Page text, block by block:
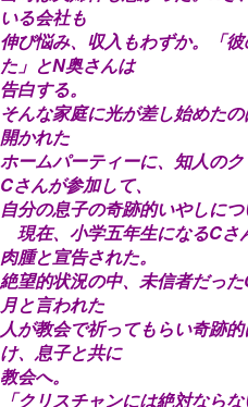
いる会社も
伸び悩み、収入もわずか。「
た」とN奥さんは
告白する。
そんな家庭に光が差し始めた
開かれた
ホームパーティーに、知人の
Cさんが参加して、
自分の息子の奇跡的いやしにつ
現在、小学五年生になるCさ
肉腫と宣告された。
絶望的状況の中、未信者だっ
月と言われた
人が教会で祈ってもらい奇跡
け、息子と共に
教会へ。
「クリスチャンには絶対なら